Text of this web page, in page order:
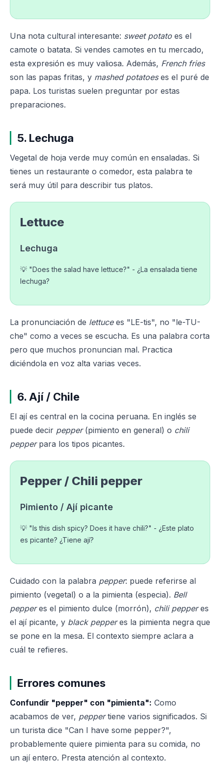
Una nota cultural interesante: sweet potato es el
camote o batata. Si vendes camotes en tu mercado,
esta expresión es muy valiosa. Además, French fries
son las papas fritas, y mashed potatoeses el puré de
papa. Los turistas suelen preguntar por estas
preparaciones.
5. Lechuga
Vegetal de hoja verde muy común en ensaladas. Si
tienes un restaurante o comedor, esta palabra te
será muy útil para describir tus platos.
Lettuce
Lechuga
💡 "Does the salad have lettuce?" - ¿La ensalada tiene
lechuga?
La pronunciación de lettucees "LE-tis", no "le-TU-
che" como a veces se escucha. Es una palabra corta
pero que muchos pronuncian mal. Practica
diciéndola en voz alta varias veces.
6. Ají / Chile
El ají es central en la cocina peruana. En inglés se
puede decir pepper(pimiento en general) o chili
pepperpara los tipos picantes.
Pepper / Chili pepper
Pimiento / Ají picante
💡 "Is this dish spicy? Does it have chili?" - ¿Este plato
es picante? ¿Tiene ají?
Cuidado con la palabra pepper: puede referirse al
pimiento (vegetal) o a la pimienta (especia). Bell
pepperes el pimiento dulce (morrón), chili pepperes
el ají picante, y black pepperes la pimienta negra que
se pone en la mesa. El contexto siempre aclara a
cuál te refieres.
Errores comunes
Confundir "pepper" con "pimienta": Como
acabamos de ver, peppertiene varios significados. Si
un turista dice "Can I have some pepper?",
probablemente quiere pimienta para su comida, no
un ají entero. Presta atención al contexto.